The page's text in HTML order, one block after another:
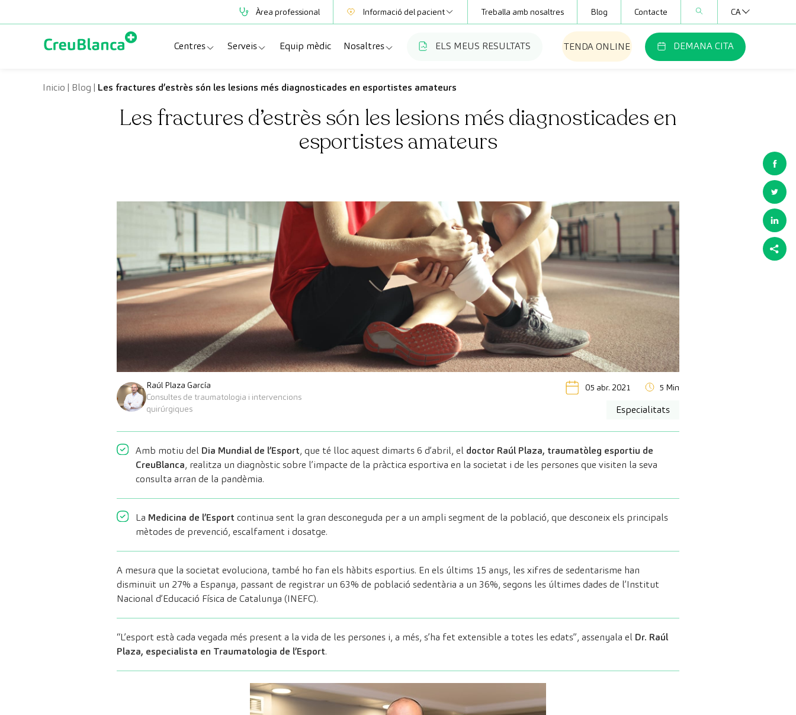
Àrea professional Informació del pacient
Mútues
Club CreuBlanca
Treballa amb nosaltres Blog Contacte CA
Centres
Clínica CreuBlanca
CreuBlanca Tarradellas
Centres Aragó
Serveis
Especialitats
Proves diagnòstiques
Revisions mèdiques
Equip mèdic Nosaltres
Qui som
Treballa amb nosaltres
Blog
Preguntes freqüents
ELS MEUS RESULTATS TENDA ONLINE DEMANA CITA
Inicio | Blog | Les fractures d’estrès són les lesions més diagnosticades en esportistes amateurs
Les fractures d’estrès són les lesions més diagnosticades en
esportistes amateurs
Raúl Plaza García
Consultes de traumatologia i intervencions
quirúrgiques
05 abr. 2021 5 Min
Especialitats
Amb motiu del Dia Mundial de l’Esport, que té lloc aquest dimarts 6 d’abril, el doctor Raúl Plaza, traumatòleg esportiu de
CreuBlanca, realitza un diagnòstic sobre l’impacte de la pràctica esportiva en la societat i de les persones que visiten la seva
consulta arran de la pandèmia.
La Medicina de l’Esportcontinua sent la gran desconeguda per a un ampli segment de la població, que desconeix els principals
mètodes de prevenció, escalfament i dosatge.
A mesura que la societat evoluciona, també ho fan els hàbits esportius. En els últims 15 anys, les xifres de sedentarisme han
disminuït un 27% a Espanya, passant de registrar un 63% de població sedentària a un 36%, segons les últimes dades de l’Institut
Nacional d’Educació Física de Catalunya (INEFC).
“L’esport està cada vegada més present a la vida de les persones i, a més, s’ha fet extensible a totes les edats”, assenyala el Dr. Raúl
Plaza, especialista en Traumatologia de l’Esport.